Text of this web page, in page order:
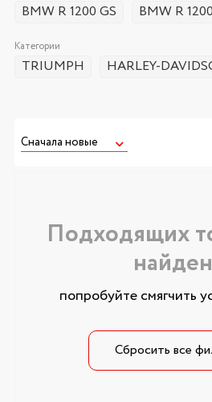
BMW R 1200 GS BMW R
Категории
TRIUMPH HARLEY-
Подходящих
попробуйте смягчить
Сбросить все